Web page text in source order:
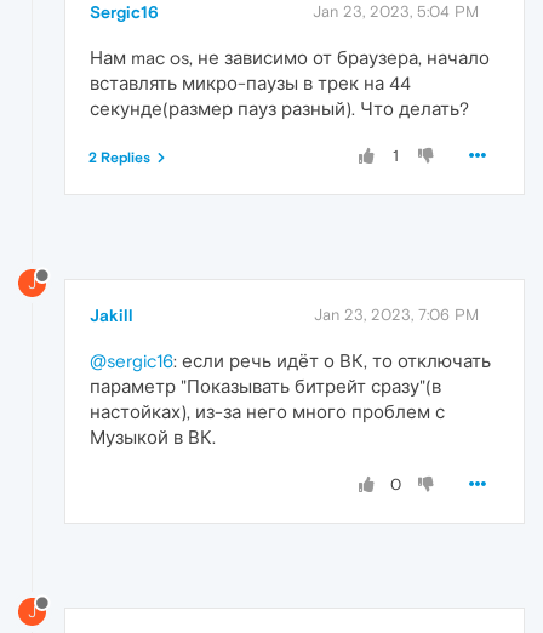
Sergic16 Jan 23, 2023, 5:04 PM
Нам mac os, не зависимо от браузера, начало
вставлять микро-паузы в трек на 44
секунде(размер пауз разный). Что делать?
1
2 Replies
J
Jakill Jan 23, 2023, 7:06 PM
@sergic16: если речь идёт о ВК, то отключать
параметр "Показывать битрейт сразу"(в
настойках), из-за него много проблем с
Музыкой в ВК.
0
J